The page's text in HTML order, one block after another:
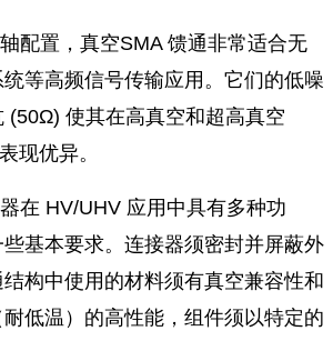
配置，真空SMA 馈通非常适合无
等高频信号传输应用。它们的低噪
(50Ω) 使其在高真空和超高真空
现优异。
在 HV/UHV 应用中具有多种功
基本要求。连接器须密封并屏蔽外
构中使用的材料须有真空兼容性和
低温）的高性能，组件须以特定的